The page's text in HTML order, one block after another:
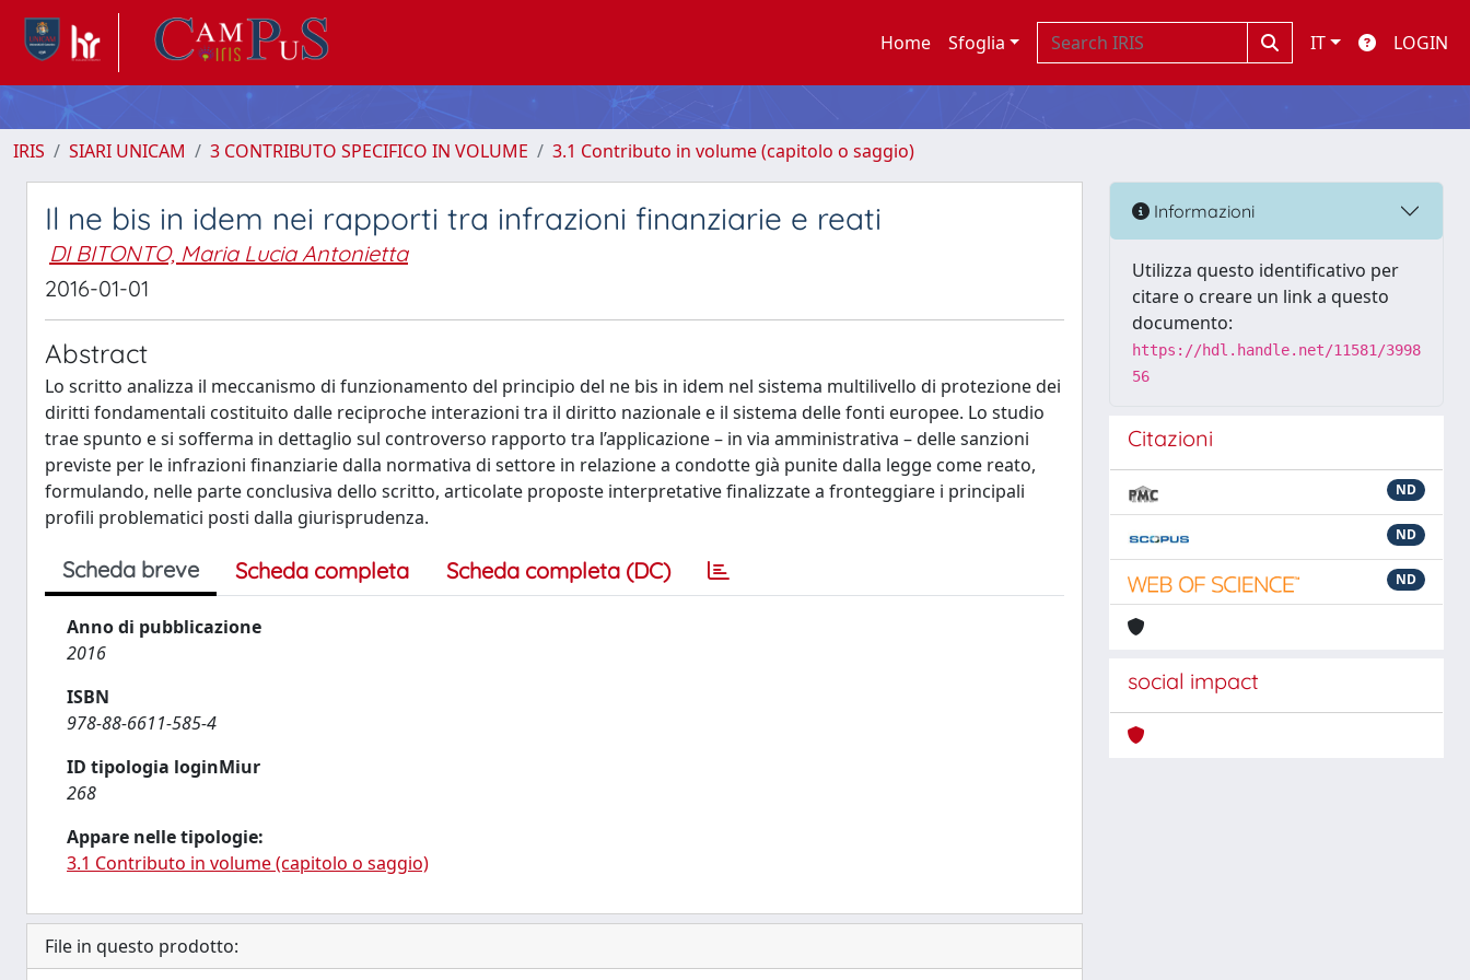
Home Sfoglia IT LOGIN
IRIS SIARI UNICAM 3 CONTRIBUTO SPECIFICO IN VOLUME 3.1 Contributo in volume (capitolo o saggio)
Il ne bis in idem nei rapporti tra infrazioni finanziarie e reati
DI BITONTO, Maria Lucia Antonietta
2016-01-01
Abstract
Lo scritto analizza il meccanismo di funzionamento del principio del ne bis in idem nel sistema multilivello di protezione dei
diritti fondamentali costituito dalle reciproche interazioni tra il diritto nazionale e il sistema delle fonti europee. Lo studio
trae spunto e si sofferma in dettaglio sul controverso rapporto tra l’applicazione – in via amministrativa – delle sanzioni
previste per le infrazioni finanziarie dalla normativa di settore in relazione a condotte già punite dalla legge come reato,
formulando, nelle parte conclusiva dello scritto, articolate proposte interpretative finalizzate a fronteggiare i principali
profili problematici posti dalla giurisprudenza.
Scheda breve Scheda completa Scheda completa (DC)
Anno di pubblicazione
2016
ISBN
978-88-6611-585-4
ID tipologia loginMiur
268
Appare nelle tipologie:
3.1 Contributo in volume (capitolo o saggio)
File in questo prodotto:
Informazioni
Utilizza questo identificativo per
citare o creare un link a questo
documento:
https://hdl.handle.net/11581/3998
56
Citazioni
ND
ND
ND
social impact